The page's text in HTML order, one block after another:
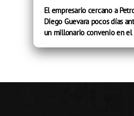
El empresario cercano a
Diego Guevara pocos días
un millonario convenio en